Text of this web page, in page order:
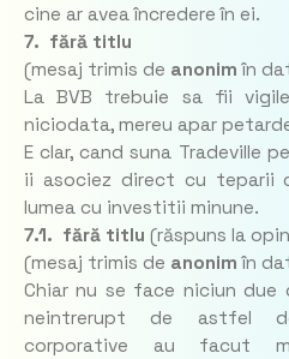
cine ar avea încredere în ei.
7. fără titlu
(mesaj trimis de anonim în
La BVB trebuie sa fii
niciodata, mereu apar
E clar, cand suna Tradeville
ii asociez direct cu teparii
lumea cu investitii minune.
7.1. fără titlu (răspuns la
(mesaj trimis de anonim în
Chiar nu se face niciun due
neintrerupt de astfel
corporative au facut